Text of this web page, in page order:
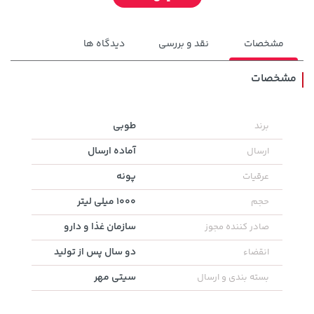
5,630,000 تومان
6,580,000
315,900 تومان
مشخصات نقد و بررسی دیدگاه ها
مشخصات
برند طوبی
ارسال آماده ارسال
عرقیات پونه
حجم 1000 میلی لیتر
صادر کننده مجوز سازمان غذا و دارو
انقضاء دو سال پس از تولید
بسته بندی و ارسال سیتی مهر